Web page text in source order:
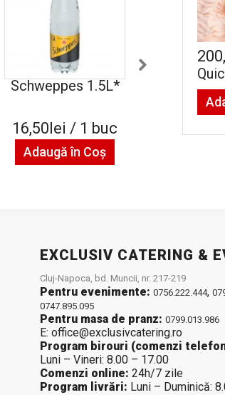
Schweppes 1.5L*
16,50lei / 1 buc
Adaugă în Coş
Cappy
EXCLUSIV CATERING &
Cluj-Napoca, bd. Muncii, nr. 217-219
Pentru evenimente: 0756.222.444,
0747.895.095
Pentru masa de pranz: 0799.013.986
E: office@exclusivcatering.ro
Program birouri (comenzi
Luni – Vineri: 8.00 – 17.00
Comenzi online: 24h/7 zile
Program livrări: Luni – Duminică: